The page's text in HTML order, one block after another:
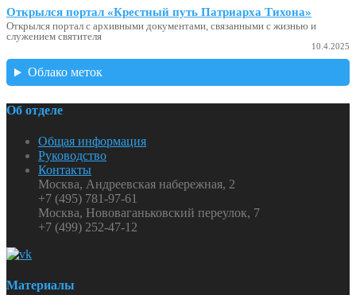
Открылся портал «Крестный путь Патриарха Тихона»
Открылся портал с архивными документами, связанными с жизнью и
служением святителя
10.4.2025
Облако меток
Об отделе
Общая информация
Руководство
Контакты
Москва, Андреевская набережная, 2
+7 (495) 781-97-61
Москва, Нововаганьковский переулок, 7
+7 (499) 252-47-12
Материалы